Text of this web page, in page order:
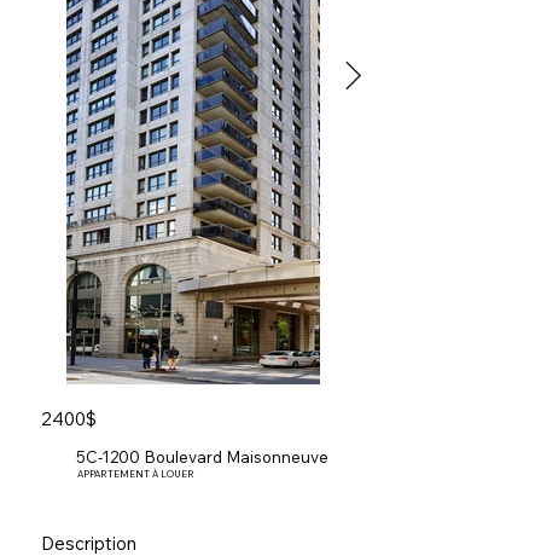
5C-1200 Boulevard Maisonneuve
APPARTEMENT À LOUER
2400$
Description